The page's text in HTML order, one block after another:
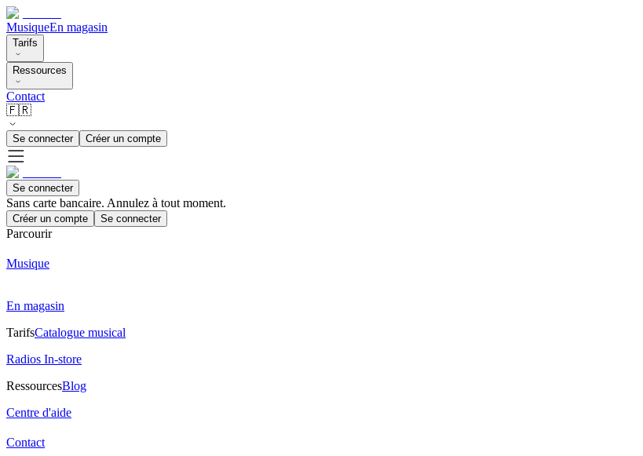
MusiqueEn magasin
Tarifs
Ressources
Contact
🇫🇷
Se connecter Créer un compte
Se connecter
Sans carte bancaire. Annulez à tout moment.
Créer un compte Se connecter
Parcourir
Musique
En magasin
TarifsCatalogue musical
Radios In-store
RessourcesBlog
Centre d'aide
Contact